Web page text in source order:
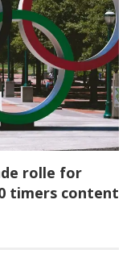
rolle for
timers content